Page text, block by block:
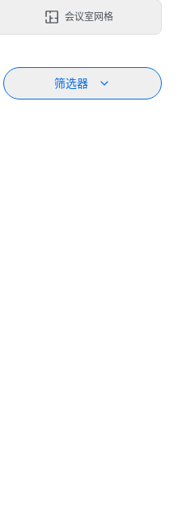
会议室网格
筛选器